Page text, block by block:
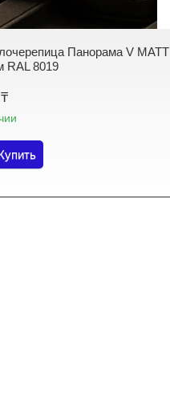
Панорама V МАТТ
RAL 8019